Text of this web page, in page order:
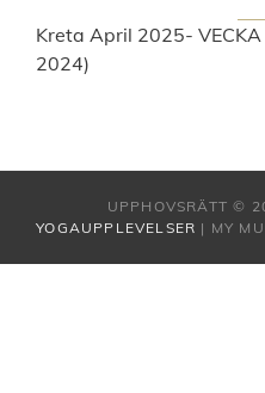
Kreta April 2025-
2024)
UPPHOVSRÄTT ©
YOGAUPPLEVELSER | MY